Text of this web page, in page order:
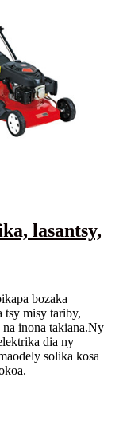
lasantsy,
bozaka
tsy misy tariby,
inona takiana.Ny
dia ny
solika kosa